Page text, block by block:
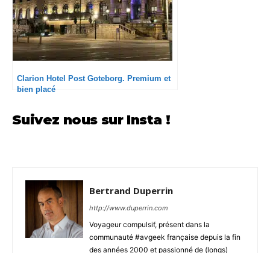
Clarion Hotel Post Goteborg. Premium et
bien placé
Suivez nous sur Insta !
Bertrand Duperrin
http://www.duperrin.com
Voyageur compulsif, présent dans la
communauté #avgeek française depuis la fin
des années 2000 et passionné de (longs)